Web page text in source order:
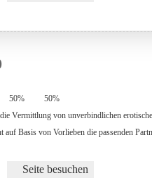
50%
50%
Vermittlung von unverbindlichen
Basis von Vorlieben die passenden
Seite besuchen